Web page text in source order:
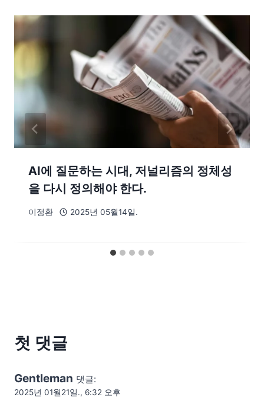
AI에 질문하는 시대, 저널리즘의 정체성
을 다시 정의해야 한다.
이정환 2025년 05월14일.
첫 댓글
Gentleman 댓글:
2025년 01월21일., 6:32 오후